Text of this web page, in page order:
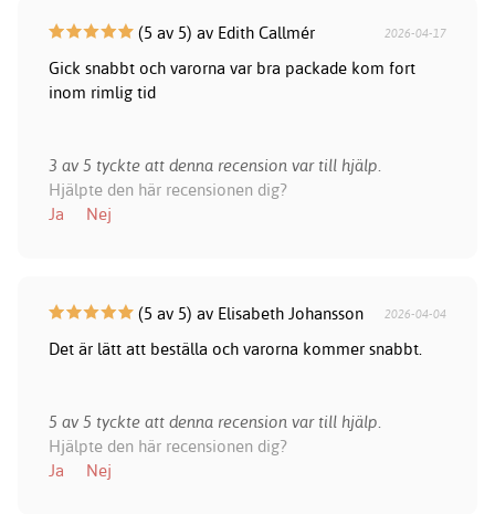
(5 av 5) av Edith Callmér 2026-04-17
Gick snabbt och varorna var bra packade kom fort
inom rimlig tid
3 av 5 tyckte att denna recension var till hjälp.
Hjälpte den här recensionen dig?
Ja
Nej
(5 av 5) av Elisabeth Johansson 2026-04-04
Det är lätt att beställa och varorna kommer snabbt.
5 av 5 tyckte att denna recension var till hjälp.
Hjälpte den här recensionen dig?
Ja
Nej